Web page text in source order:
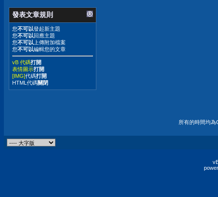
發表文章規則
您不可以發起新主題
您不可以回應主題
您不可以 上傳附加檔案
您不可以編輯您的文章
vB 代碼打開
表情圖示打開
[IMG]代碼打開
HTML代碼關閉
所有的時間均為